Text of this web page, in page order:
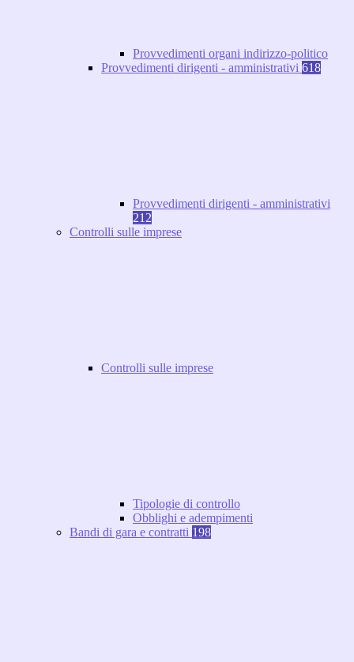
Provvedimenti organi indirizzo-politico
Provvedimenti dirigenti - amministrativi 618
Provvedimenti dirigenti - amministrativi
212
Controlli sulle imprese
Controlli sulle imprese
Tipologie di controllo
Obblighi e adempimenti
Bandi di gara e contratti 198